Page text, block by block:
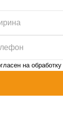
на обработку